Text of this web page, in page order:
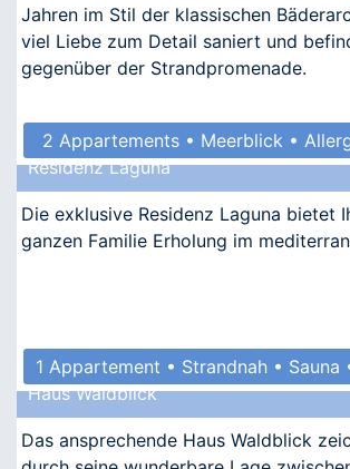
Jahren im Stil der klassischen
viel Liebe zum Detail saniert und
gegenüber der Strandpromenade.
2 Appartements • Meerblick •
Residenz Laguna
Die exklusive Residenz Laguna bietet
ganzen Familie Erholung im
1 Appartement • Strandnah • Sauna
Haus Waldblick
Das ansprechende Haus Waldblick